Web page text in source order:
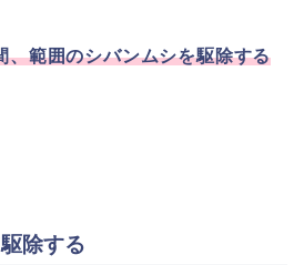
、範囲のシバンムシを駆除する
除する